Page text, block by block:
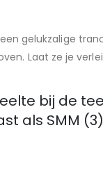
gelukzalige
Laat ze je
bij de
als SMM